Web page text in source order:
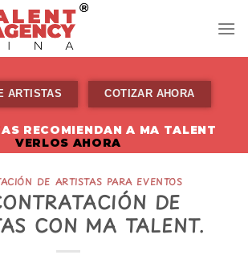
ARTISTAS COTIZAR AHORA
RECOMIENDAN A MA TALENT
VERLOS AHORA
DE ARTISTAS PARA EVENTOS
DE
CON MA TALENT.